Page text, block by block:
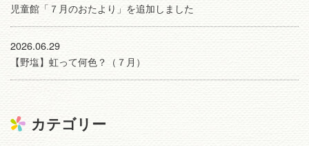
児童館「７月のおたより」を追加しました
2026.06.29
【野塩】虹って何色？（７月）
カテゴリー